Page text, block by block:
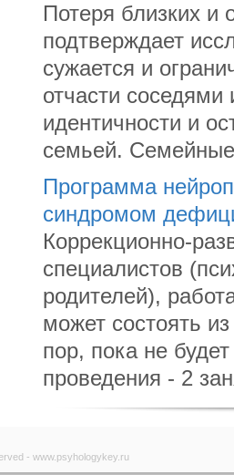
Потеря близких и
подтверждает
сужается и
отчасти
идентичности и
семьей.
Программа
синдромом
Коррекционно-
специалистов
родителей),
может состоять
пор, пока не
проведения - 2
- www.psyhologykey.ru